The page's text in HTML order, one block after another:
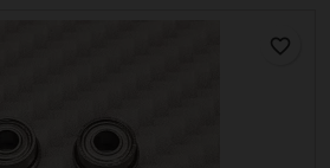
favorite_border